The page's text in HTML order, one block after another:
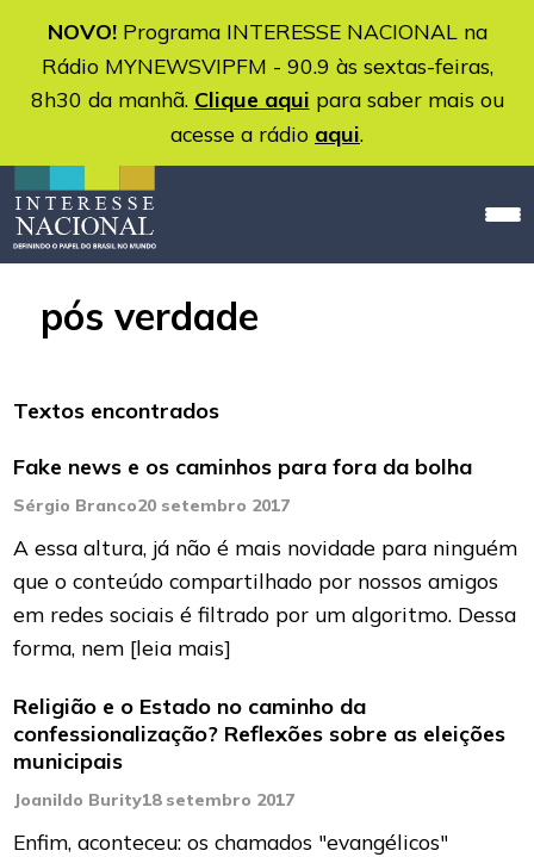
NOVO!Programa INTERESSE NACIONAL na
Rádio MYNEWSVIPFM - 90.9 às sextas-feiras,
8h30 da manhã. Clique aqui para saber mais ou
acesse a rádio aqui.
pós verdade
Textos encontrados
Fake news e os caminhos para fora da bolha
Sérgio Branco20 setembro 2017
A essa altura, já não é mais novidade para ninguém
que o conteúdo compartilhado por nossos amigos
em redes sociais é filtrado por um algoritmo. Dessa
forma, nem [leia mais]
Religião e o Estado no caminho da
confessionalização? Reflexões sobre as eleições
municipais
Joanildo Burity18 setembro 2017
Enfim, aconteceu: os chamados "evangélicos"